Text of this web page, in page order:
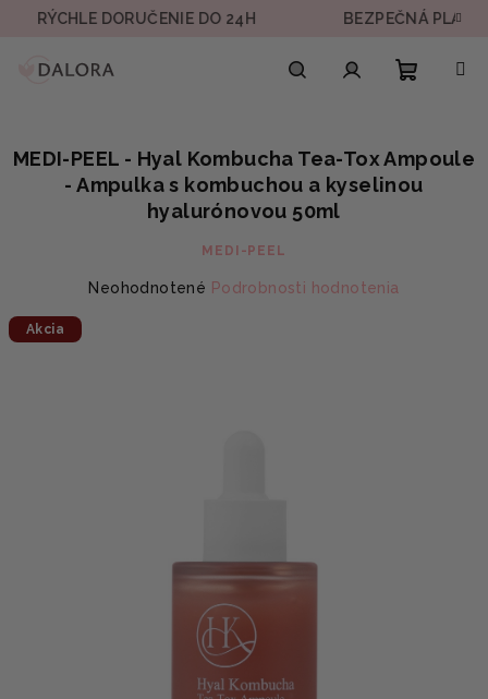
PrejsťDORUČENIE DO 24H BEZPEČNÁ PLATBA
košík
MEDI-PEEL - Hyal Kombucha Tea-Tox Ampoule
- Ampulka s kombuchou a kyselinou
hyalurónovou 50ml
MEDI-PEEL
Priemerné
Neohodnotené Podrobnosti hodnotenia
Akcia